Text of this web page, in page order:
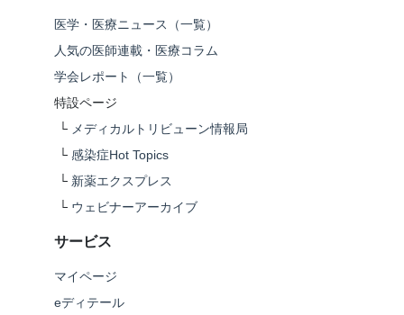
医学・医療ニュース（一覧）
人気の医師連載・医療コラム
学会レポート（一覧）
特設ページ
└ メディカルトリビューン情報局
└ 感染症Hot Topics
└ 新薬エクスプレス
└ ウェビナーアーカイブ
サービス
マイページ
eディテール